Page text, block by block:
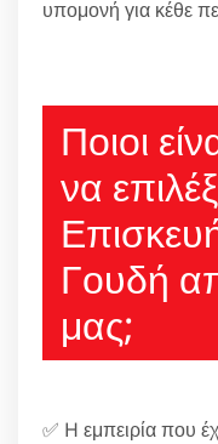
υπομονή για κέθε
Ποιοι
να
Γουδή
μας;
✅ H εμπειρία που